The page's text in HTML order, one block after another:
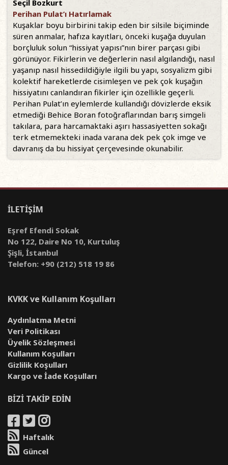
Seçil Bozkurt
Perihan Pulat’ı Hatırlamak
Kuşaklar boyu birbirini takip eden bir silsile biçiminde
süren anmalar, hafıza kayıtları, önceki kuşağa duyulan
borçluluk solun “hissiyat yapısı”nın birer parçası gibi
görünüyor. Fikirlerin ve değerlerin nasıl algılandığı, nasıl
yaşanıp nasıl hissedildiğiyle ilgili bu yapı, sosyalizm gibi
kolektif hareketlerde cisimleşen ve pek çok kuşağın
hissiyatını canlandıran fikirler için özellikle geçerli.
Perihan Pulat’ın eylemlerde kullandığı dövizlerde eksik
etmediği Behice Boran fotoğraflarından barış simgeli
takılara, para harcamaktaki aşırı hassasiyetten sokağı
terk etmemekteki inada varana dek pek çok imge ve
davranış da bu hissiyat çerçevesinde okunabilir.
İLETİŞİM
Eşref Efendi Sokak
No 122, Daire No 10, Kurtuluş
Şişli, İstanbul
Telefon: +90 (212) 518 19 86
KVKK ve Kullanım Koşulları
Aydınlatma Metni
Veri Politikası
Üyelik Sözleşmesi
Kullanım Koşulları
Gizlilik Koşulları
Kargo ve İade Koşulları
BİZİ TAKİP EDİN
Haftalık
Güncel